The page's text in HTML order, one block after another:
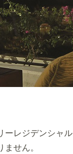
ーレジデンシャル
せん。